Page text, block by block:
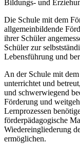
Bildungs- und
Die Schule mit dem
allgemeinbildende
ihrer Schüler
Schüler zur
Lebensführung und
An der Schule mit
unterrichtet und
und schwerwiegend
Förderung und
Lernprozessen
förderpädagogische
Wiedereingliederung
ermöglichen.